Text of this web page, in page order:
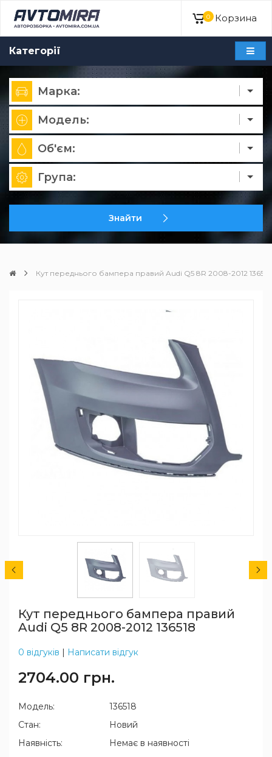
0 Корзина
Категорії
Марка:
Модель:
Об'єм:
Група:
Знайти
Кут переднього бампера правий Audi Q5 8R 2008-2012 136518
Кут переднього бампера правий
Audi Q5 8R 2008-2012 136518
0 відгуків | Написати відгук
2704.00 грн.
Модель:
136518
Стан:
Новий
Наявність:
Немає в наявності